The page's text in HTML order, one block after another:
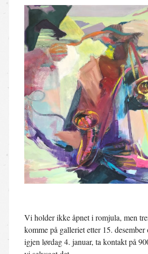
Vi holder ikke åpnet i romjula, men
komme på galleriet etter 15.
igjen lørdag 4. januar, ta kontakt på